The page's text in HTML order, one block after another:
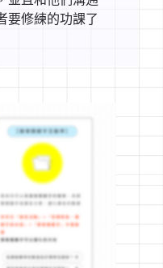
要修練的功課了